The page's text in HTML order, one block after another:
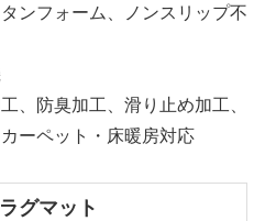
ンフォーム、ノンスリップ不
、防臭加工、滑り止め加工、
ーペット・床暖房対応
グマット